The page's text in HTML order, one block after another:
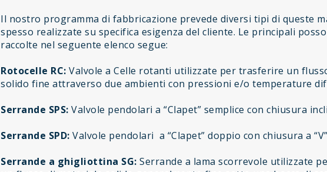
Il nostro programma di fabbricazione prevede diversi tipi di queste
spesso realizzate su specifica esigenza del cliente. Le principali
raccolte nel seguente elenco segue:
Rotocelle RC: Valvole a Celle rotanti utilizzate per trasferire un
solido fine attraverso due ambienti con pressioni e/o temperature
Serrande SPS: Valvole pendolari a “Clapet” semplice con chiusura
Serrande SPD: Valvole pendolari a “Clapet” doppio con chiusura a
Serrande a ghigliottina SG: Serrande a lama scorrevole utilizzate